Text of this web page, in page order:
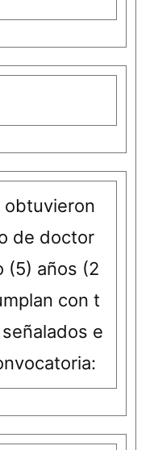
obtuvieron
de doctor
(5) años (2
con t
e